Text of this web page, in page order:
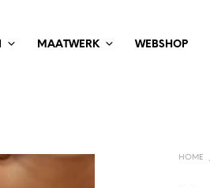
MAATWERK WEBSHOP
HOME